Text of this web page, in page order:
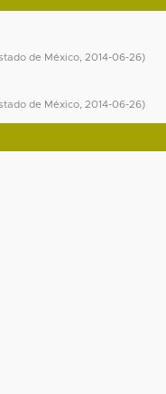
de México 2014-06-26)
de México 2014-06-26)